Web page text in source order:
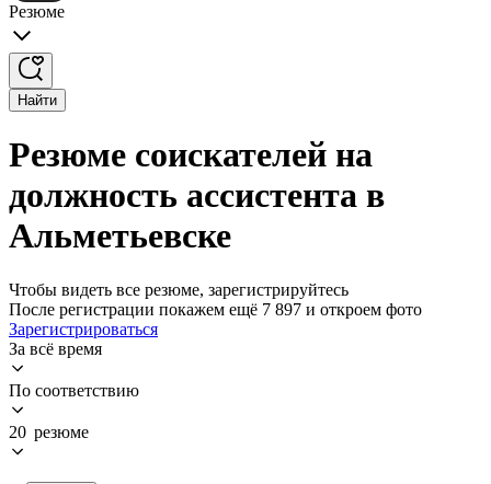
Резюме
Найти
Резюме соискателей на
должность ассистента в
Альметьевске
Чтобы видеть все резюме, зарегистрируйтесь
После регистрации покажем ещё 7 897 и откроем фото
Зарегистрироваться
За всё время
По соответствию
20 резюме